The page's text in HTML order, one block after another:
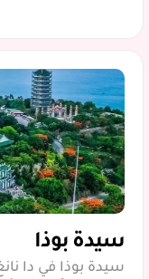
سيدة بوذا
سيدة بوذا في دا